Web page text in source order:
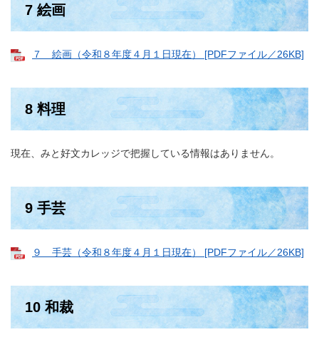
7 絵画
７ 絵画（令和８年度４月１日現在） [PDFファイル／26KB]
8 料理
現在、みと好文カレッジで把握している情報はありません。
9 手芸
９ 手芸（令和８年度４月１日現在） [PDFファイル／26KB]
10 和裁